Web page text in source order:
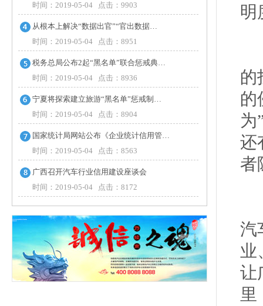
时间：2019-05-04 点击：9903
从根本上解决“数据出官”“官出数据…
时间：2019-05-04 点击：8951
税务总局公布2起“黑名单”联合惩戒典…
时间：2019-05-04 点击：8936
宁夏将探索建立旅游“黑名单”惩戒制…
时间：2019-05-04 点击：8904
国家统计局网站公布《企业统计信用管…
时间：2019-05-04 点击：8563
广西召开汽车行业信用建设座谈会
时间：2019-05-04 点击：8172
明
的
的
为
还
者
汽
业
让
里